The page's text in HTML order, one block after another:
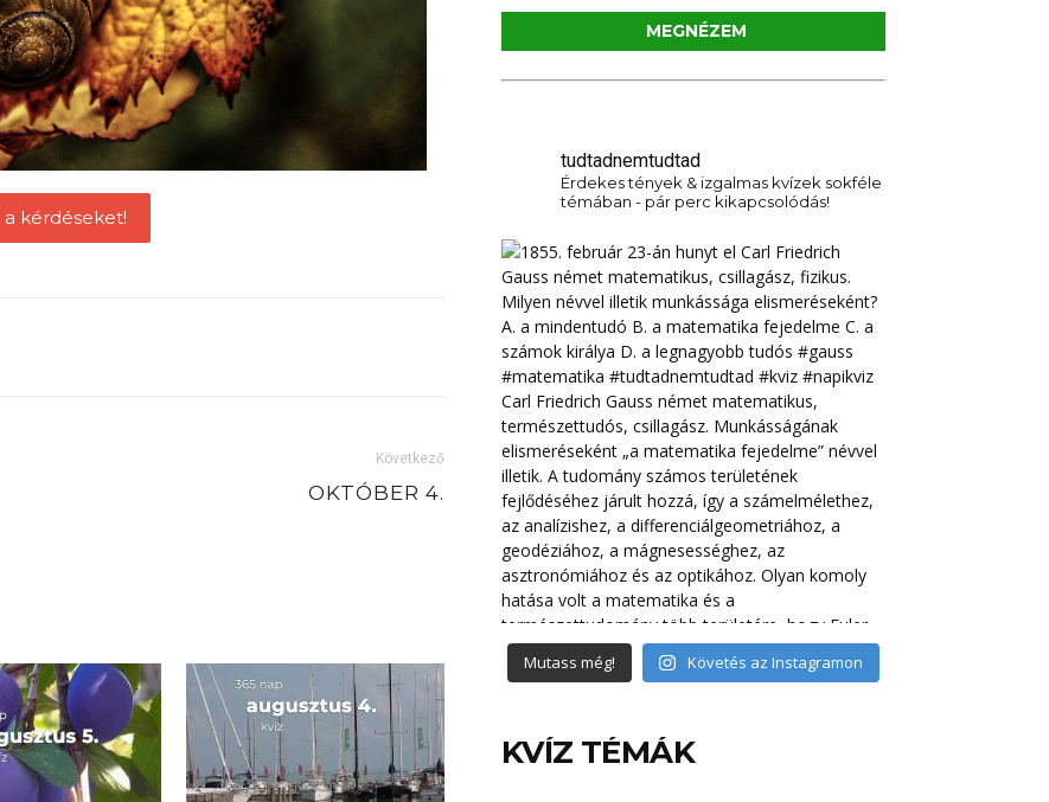
kérdéseket!
Következő
OKTÓBER 4.
MEGNÉZEM
tudtadnemtudtad
Érdekes tények & izgalmas kvízek sokféle
témában - pár perc kikapcsolódás!
Mutass még! Követés az Instagramon
KVÍZ TÉMÁK